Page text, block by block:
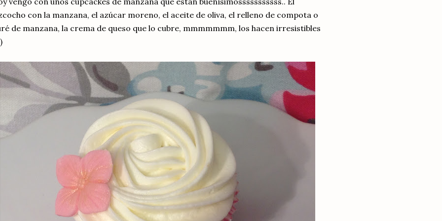
con la manzana, el azúcar moreno, el aceite de oliva, el relleno de compota o
de manzana, la crema de queso que lo cubre, mmmmmmm, los hacen irresistibles